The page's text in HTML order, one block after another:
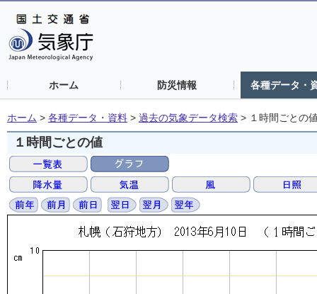
ホーム 防災情報 各種データ・
ホーム > 各種データ・資料 > 過去の気象データ検索 > １時間ごとの
１時間ごとの値